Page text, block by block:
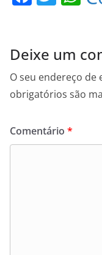
e
b
o
k
er s
A
p
Deixe um
O seu endereço de
obrigatórios são
Comentário *